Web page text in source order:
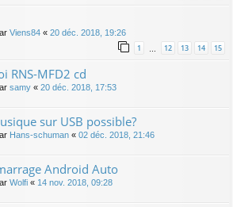
Viens84 « 20 déc. 2018, 19:26
1 12 13 14 15
RNS-MFD2 cd
samy « 20 déc. 2018, 17:53
sur USB possible?
Hans-schuman « 02 déc. 2018, 21:46
Android Auto
Wolfi « 14 nov. 2018, 09:28